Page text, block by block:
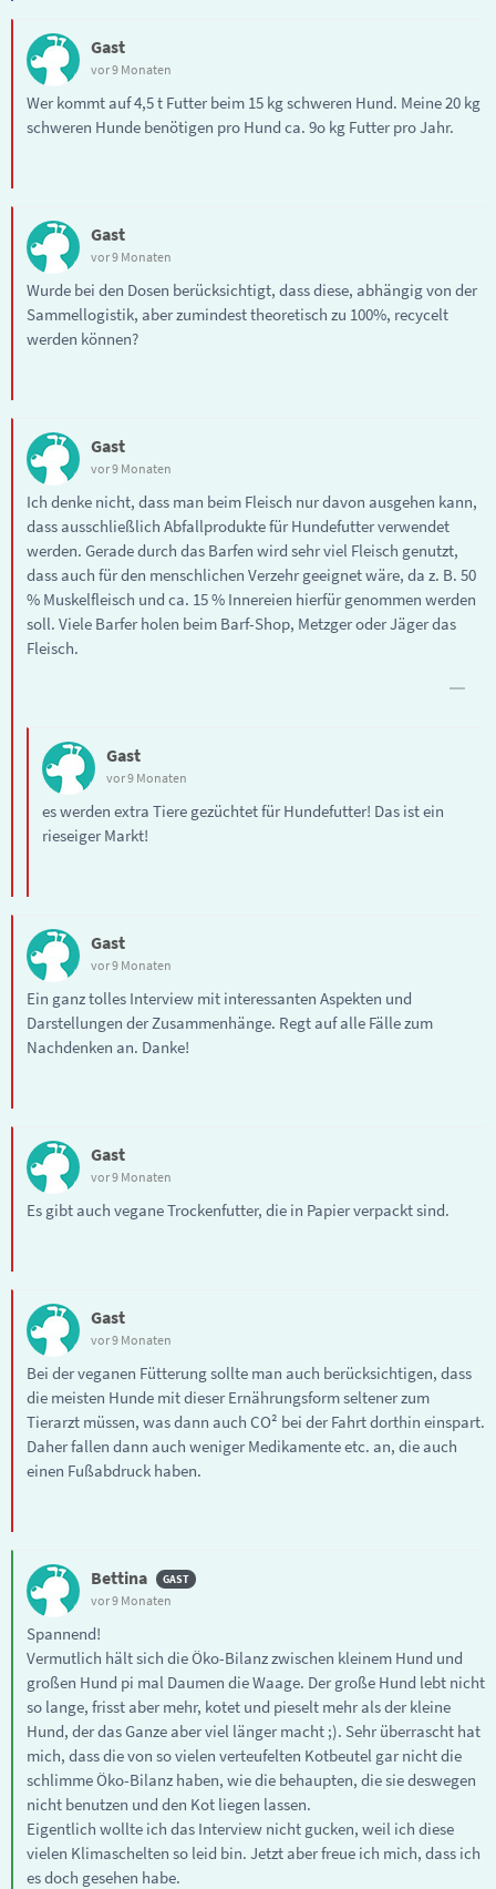
Gast
vor 9 Monaten
Wer kommt auf 4,5 t Futter beim 15 kg schweren Hund. Meine 20 kg
schweren Hunde benötigen pro Hund ca. 9o kg Futter pro Jahr.
Gast
vor 9 Monaten
Wurde bei den Dosen berücksichtigt, dass diese, abhängig von der
Sammellogistik, aber zumindest theoretisch zu 100%, recycelt
werden können?
Gast
vor 9 Monaten
Ich denke nicht, dass man beim Fleisch nur davon ausgehen kann,
dass ausschließlich Abfallprodukte für Hundefutter verwendet
werden. Gerade durch das Barfen wird sehr viel Fleisch genutzt,
dass auch für den menschlichen Verzehr geeignet wäre, da z. B. 50
% Muskelfleisch und ca. 15 % Innereien hierfür genommen werden
soll. Viele Barfer holen beim Barf-Shop, Metzger oder Jäger das
Fleisch.
Gast
vor 9 Monaten
es werden extra Tiere gezüchtet für Hundefutter! Das ist ein
rieseiger Markt!
Gast
vor 9 Monaten
Ein ganz tolles Interview mit interessanten Aspekten und
Darstellungen der Zusammenhänge. Regt auf alle Fälle zum
Nachdenken an. Danke!
Gast
vor 9 Monaten
Es gibt auch vegane Trockenfutter, die in Papier verpackt sind.
Gast
vor 9 Monaten
Bei der veganen Fütterung sollte man auch berücksichtigen, dass
die meisten Hunde mit dieser Ernährungsform seltener zum
Tierarzt müssen, was dann auch CO² bei der Fahrt dorthin einspart.
Daher fallen dann auch weniger Medikamente etc. an, die auch
einen Fußabdruck haben.
Bettina
vor 9 Monaten
Spannend!
Vermutlich hält sich die Öko-Bilanz zwischen kleinem Hund und
großen Hund pi mal Daumen die Waage. Der große Hund lebt nicht
so lange, frisst aber mehr, kotet und pieselt mehr als der kleine
Hund, der das Ganze aber viel länger macht ;). Sehr überrascht hat
mich, dass die von so vielen verteufelten Kotbeutel gar nicht die
schlimme Öko-Bilanz haben, wie die behaupten, die sie deswegen
nicht benutzen und den Kot liegen lassen.
Eigentlich wollte ich das Interview nicht gucken, weil ich diese
vielen Klimaschelten so leid bin. Jetzt aber freue ich mich, dass ich
es doch gesehen habe.